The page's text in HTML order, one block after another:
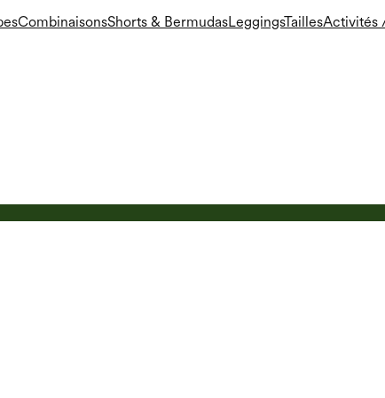
CombinaisonsShorts & BermudasLeggingsTaillesActivités